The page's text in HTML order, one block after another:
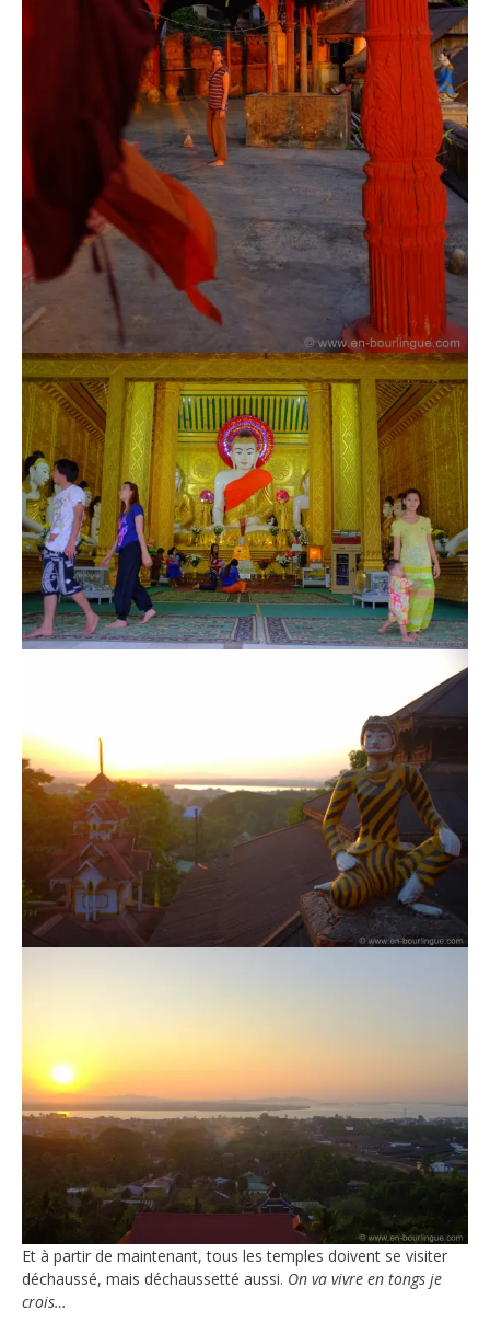
Et à partir de maintenant, tous les temples doivent se visiter
déchaussé, mais déchaussetté aussi. On va vivre en tongs je
crois…